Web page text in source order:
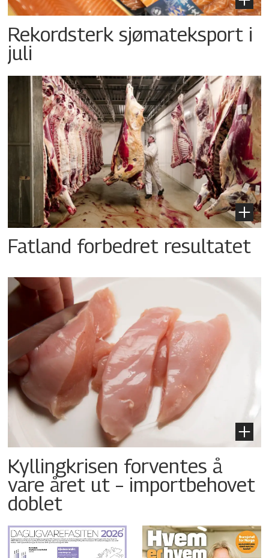
Rekordsterk sjømateksport i
juli
Fatland forbedret resultatet
Kyllingkrisen forventes å
vare året ut – importbehovet
doblet